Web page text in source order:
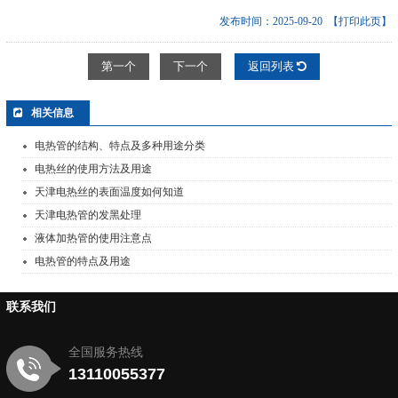
发布时间：2025-09-20 【打印此页】
第一个 下一个 返回列表
相关信息
电热管的结构、特点及多种用途分类
电热丝的使用方法及用途
天津电热丝的表面温度如何知道
天津电热管的发黑处理
液体加热管的使用注意点
电热管的特点及用途
联系我们
全国服务热线
13110055377